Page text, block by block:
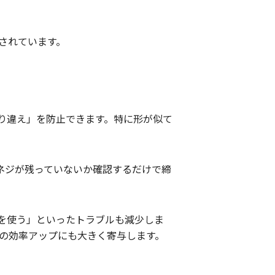
ています。
え」を防止できます。特に形が似て
が残っていないか確認するだけで締
う」といったトラブルも減少しま
率アップにも大きく寄与します。